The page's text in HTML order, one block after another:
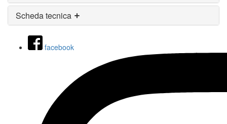
Scheda tecnica
facebook